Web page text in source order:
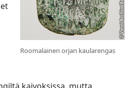
Roomalainen orjan kaularengas